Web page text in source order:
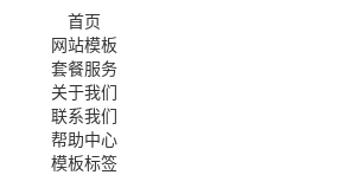
首页
网站模板
套餐服务
关于我们
联系我们
帮助中心
模板标签